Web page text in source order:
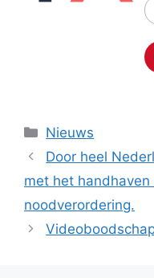
Categorieën
Nieuws
Door heel
met het handhaven
noodverordering.